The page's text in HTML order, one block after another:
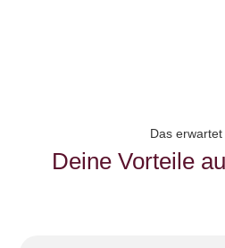
Das erwartet
Deine Vorteile